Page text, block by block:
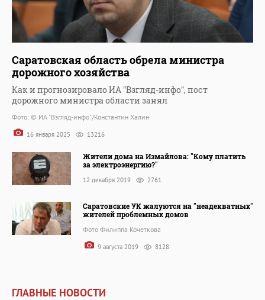
Саратовская область обрела министра
дорожного хозяйства
Как и прогнозировало ИА "Взгляд-инфо", пост
дорожного министра области занял
Фото: © ИА "Взгляд-инфо"/Константин Халин
16 января 2025 13216
Жители дома на Измайлова: "Кому платить
за электроэнергию?"
12 декабря 2019 2761
Саратовские УК жалуются на "неадекватных"
жителей проблемных домов
Фото Филиппа Кочеткова
9 августа 2019 8128
ГЛАВНЫЕ НОВОСТИ